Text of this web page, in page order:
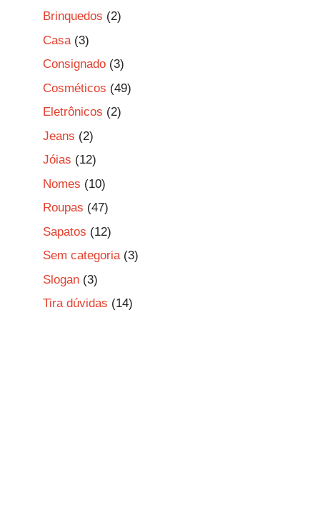
Brinquedos (2)
Casa (3)
Consignado (3)
Cosméticos (49)
Eletrônicos (2)
Jeans (2)
Jóias (12)
Nomes (10)
Roupas (47)
Sapatos (12)
Sem categoria(3)
Slogan (3)
Tira dúvidas (14)